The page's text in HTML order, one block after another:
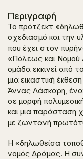
Περιγραφή
Το πρότζεκτ
σχεδιασμό και την
που έχει στον
«Πόλεως και Νομού
ομάδα εκκινεί από
μια εικαστική
Άννας Λάσκαρη,
σε μορφή
και μια παράσταση
με ζωντανή
Η «δηλωθείσα
νομός Δράμας. Η